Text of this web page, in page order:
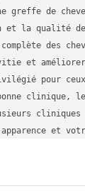
greffe de
et la qualité
des
et améliorer
pour
cliniques
apparence et